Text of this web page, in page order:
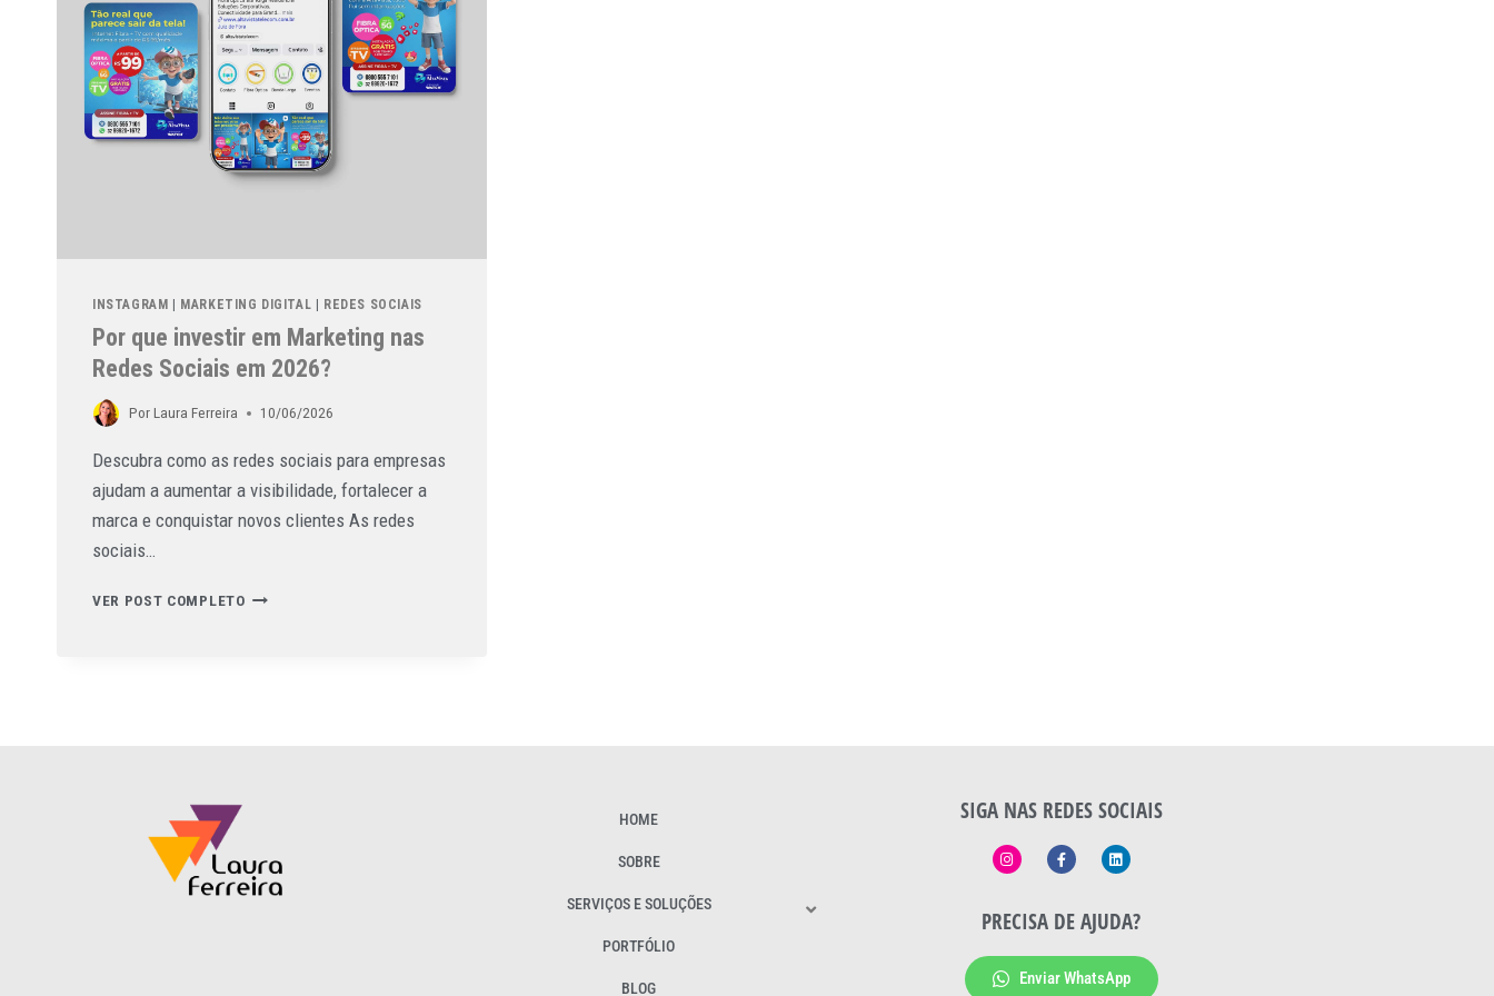
INSTAGRAM | MARKETING DIGITAL | REDES SOCIAIS
Por que investir em Marketing nas
Redes Sociais em 2026?
PorLaura Ferreira 10/06/2026
Descubra como as redes sociais para empresas
ajudam a aumentar a visibilidade, fortalecer a
marca e conquistar novos clientes As redes
sociais…
VER POST COMPLETO
HOME
SOBRE
SERVIÇOS E SOLUÇÕES
PORTFÓLIO
BLOG
SIGA NAS REDES SOCIAIS
PRECISA DE AJUDA?
Enviar WhatsApp